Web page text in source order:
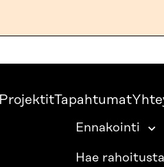
ProjektitTapahtumat
Ennakointi
Hae rahoitusta